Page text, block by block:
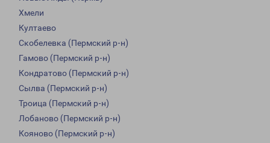
Хмели
Култаево
Скобелевка (Пермский р-н)
Гамово (Пермский р-н)
Кондратово (Пермский р-н)
Сылва (Пермский р-н)
Троица (Пермский р-н)
Лобаново (Пермский р-н)
Кояново (Пермский р-н)